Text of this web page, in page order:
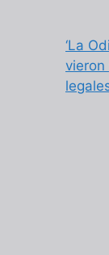
‘La
vieron